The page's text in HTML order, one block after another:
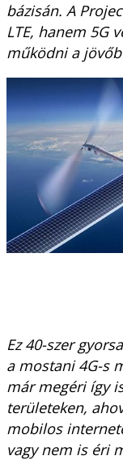
bázisán. A
LTE, hanem 5G
működni a
Ez 40-szer
a mostani 4G-s
már megéri így
területeken,
mobilos
vagy nem is éri